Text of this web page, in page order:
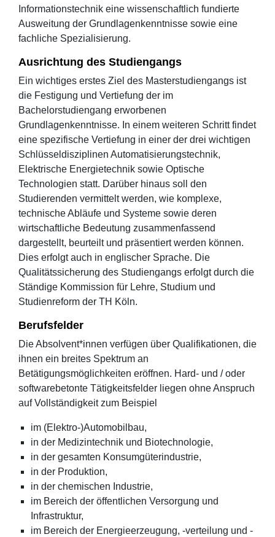
Informationstechnik eine wissenschaftlich fundierte
Ausweitung der Grundlagenkenntnisse sowie eine
fachliche Spezialisierung.
Ausrichtung des Studiengangs
Ein wichtiges erstes Ziel des Masterstudiengangs ist
die Festigung und Vertiefung der im
Bachelorstudiengang erworbenen
Grundlagenkenntnisse. In einem weiteren Schritt findet
eine spezifische Vertiefung in einer der drei wichtigen
Schlüsseldisziplinen Automatisierungstechnik,
Elektrische Energietechnik sowie Optische
Technologien statt. Darüber hinaus soll den
Studierenden vermittelt werden, wie komplexe,
technische Abläufe und Systeme sowie deren
wirtschaftliche Bedeutung zusammenfassend
dargestellt, beurteilt und präsentiert werden können.
Dies erfolgt auch in englischer Sprache. Die
Qualitätssicherung des Studiengangs erfolgt durch die
Ständige Kommission für Lehre, Studium und
Studienreform der TH Köln.
Berufsfelder
Die Absolvent*innen verfügen über Qualifikationen, die
ihnen ein breites Spektrum an
Betätigungsmöglichkeiten eröffnen. Hard- und / oder
softwarebetonte Tätigkeitsfelder liegen ohne Anspruch
auf Vollständigkeit zum Beispiel
im (Elektro-)Automobilbau,
in der Medizintechnik und Biotechnologie,
in der gesamten Konsumgüterindustrie,
in der Produktion,
in der chemischen Industrie,
im Bereich der öffentlichen Versorgung und
Infrastruktur,
im Bereich der Energieerzeugung, -verteilung und -